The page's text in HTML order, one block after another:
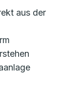
aus der